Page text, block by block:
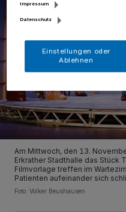
Am Mittwoch, den 13.
Erkrather Stadthalle das Stück
Filmvorlage treffen im
Patienten aufeinander sich
Foto: Volker Beushausen
Impressum
Datenschutz
Einstellungen oder
Ablehnen